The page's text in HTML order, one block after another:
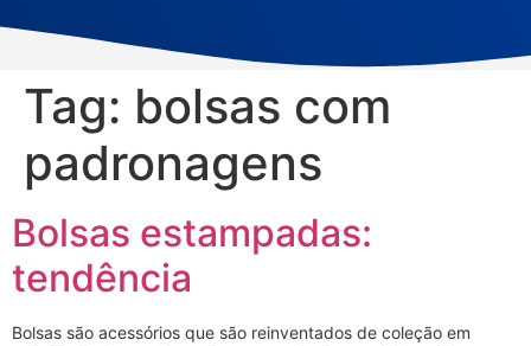
Tag: bolsas com
padronagens
Bolsas estampadas:
tendência
Bolsas são acessórios que são reinventados de coleção em